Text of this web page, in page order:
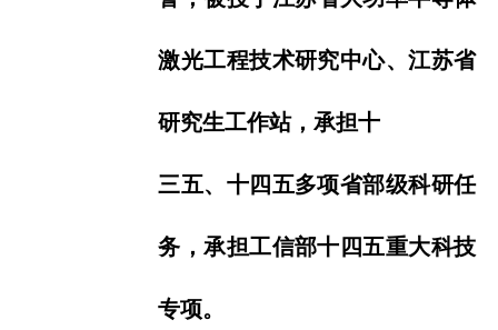
激光工程技术研究中心、江苏省
研究生工作站，承担十
三五、 十四五多项省部级科研任
务，承担工信部十四五重大科技
专项。